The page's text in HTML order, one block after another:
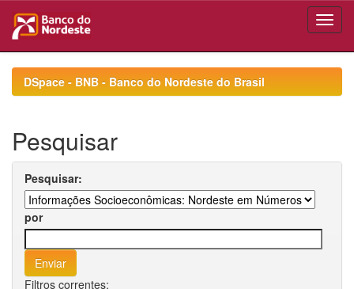
navigationDSpace - BNB - Banco do Nordeste do Brasil
Pesquisar
Pesquisar:
por
Filtros correntes: